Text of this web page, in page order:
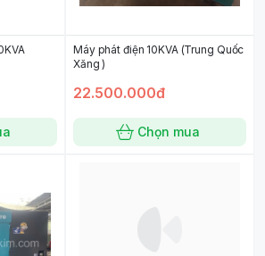
Máy phát điện 10KVA (Trung Quốc
Xăng )
22.500.000đ
Chọn mua